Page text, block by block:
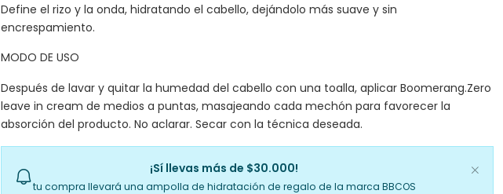
Define el rizo y la onda, hidratando el cabello, dejándolo más suave y sin
encrespamiento.
MODO DE USO
Después de lavar y quitar la humedad del cabello con una toalla, aplicar Boomerang.Zero
leave in cream de medios a puntas, masajeando cada mechón para favorecer la
absorción del producto. No aclarar. Secar con la técnica deseada.
¡Sí llevas más de $30.000!
tu compra llevará una ampolla de hidratación de regalo de la marca BBCOS